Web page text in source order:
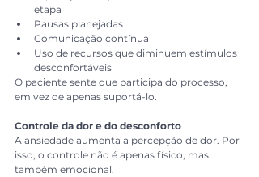
etapa
Pausas planejadas
Comunicação contínua
Uso de recursos que diminuem estímulos
desconfortáveis
O paciente sente que participa do processo,
em vez de apenas suportá-lo.
Controle da dor e do desconforto
A ansiedade aumenta a percepção de dor. Por
isso, o controle não é apenas físico, mas
também emocional.